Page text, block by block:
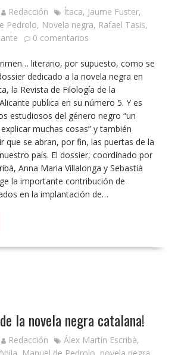
Redacción Ítaca, Jaume Fuster,
Pedrolo, Novela negra, Rafael Tasis,
0 comentarios
literario, por supuesto, como se
dedicado a la novela negra en
la Revista de Filología de la
publica en su número 5. Y es
estudiosos del género negro “un
muchas cosas” y también
que se abran, por fin, las puertas de la
país. El dossier, coordinado por
Anna Maria Villalonga y Sebastià
la importante contribución de
en la implantación de…
la novela negra catalana!
Redacción Álex Martín Escribà,